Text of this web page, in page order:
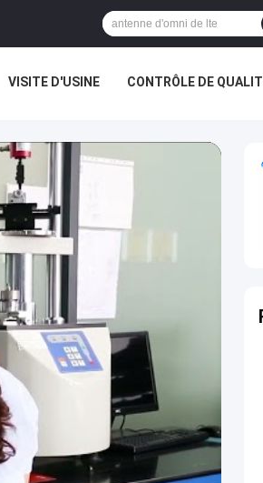
VISITE D'USINE CONTRÔLE DE